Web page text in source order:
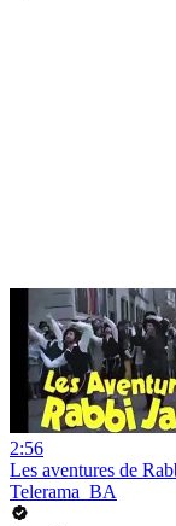
2:56
Les aventures de
Telerama_BA